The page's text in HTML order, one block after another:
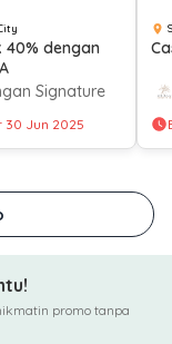
40% dengan
Signature
30 Jun 2025
promo tanpa